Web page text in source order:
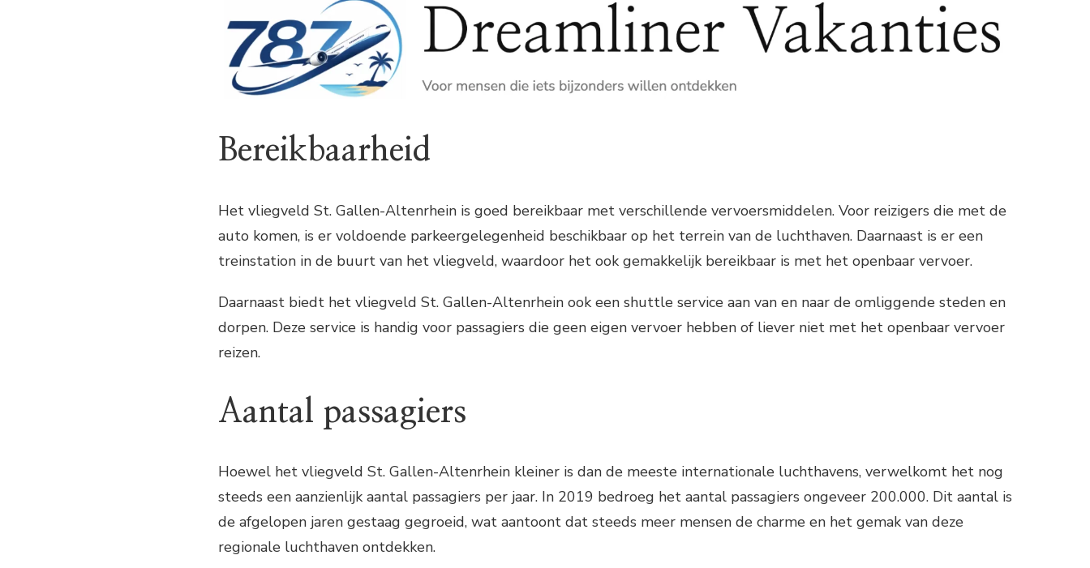
Bereikbaarheid
Het vliegveld St. Gallen-Altenrhein is goed bereikbaar met verschillende vervoersmiddelen. Voor reizigers die met de
auto komen, is er voldoende parkeergelegenheid beschikbaar op het terrein van de luchthaven. Daarnaast is er een
treinstation in de buurt van het vliegveld, waardoor het ook gemakkelijk bereikbaar is met het openbaar vervoer.
Daarnaast biedt het vliegveld St. Gallen-Altenrhein ook een shuttle service aan van en naar de omliggende steden en
dorpen. Deze service is handig voor passagiers die geen eigen vervoer hebben of liever niet met het openbaar vervoer
reizen.
Aantal passagiers
Hoewel het vliegveld St. Gallen-Altenrhein kleiner is dan de meeste internationale luchthavens, verwelkomt het nog
steeds een aanzienlijk aantal passagiers per jaar. In 2019 bedroeg het aantal passagiers ongeveer 200.000. Dit aantal is
de afgelopen jaren gestaag gegroeid, wat aantoont dat steeds meer mensen de charme en het gemak van deze
regionale luchthaven ontdekken.